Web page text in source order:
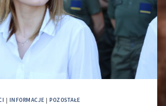
| INFORMACJE |POZOSTAŁE